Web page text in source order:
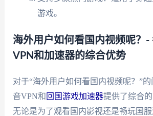
游戏。
海外用户如何看国内视频呢？-
VPN和加速器的综合优势
对于“海外用户如何看国内视频呢？”
音VPN和 回国游戏加速器提供了综合的
无论是为了观看国内影视还是畅玩国